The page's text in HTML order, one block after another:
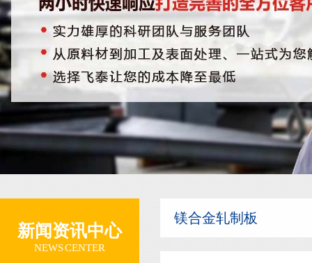
新闻资讯中心
NEWS CENTER
镁合金轧制板